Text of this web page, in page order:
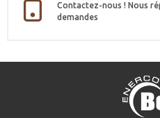
Contactez-nous ! Nous
demandes